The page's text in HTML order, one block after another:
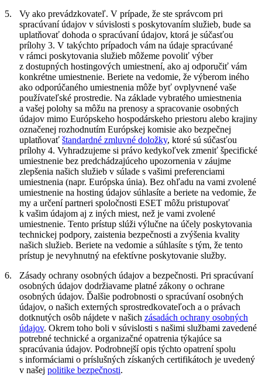
5.
Vy ako prevádzkovateľ. V prípade, že ste správcom pri
spracúvaní údajov v súvislosti s poskytovaním služieb, bude sa
uplatňovať dohoda o spracúvaní údajov, ktorá je súčasťou
prílohy 3. V takýchto prípadoch vám na údaje spracúvané
v rámci poskytovania služieb môžeme povoliť výber
z dostupných hostingových umiestnení, ako aj odporučiť vám
konkrétne umiestnenie. Beriete na vedomie, že výberom iného
ako odporúčaného umiestnenia môže byť ovplyvnené vaše
používateľské prostredie. Na základe vybratého umiestnenia
a vašej polohy sa môžu na prenosy a spracovanie osobných
údajov mimo Európskeho hospodárskeho priestoru alebo krajiny
označenej rozhodnutím Európskej komisie ako bezpečnej
uplatňovať štandardné zmluvné doložky, ktoré sú súčasťou
prílohy 4. Vyhradzujeme si právo kedykoľvek zmeniť špecifické
umiestnenie bez predchádzajúceho upozornenia v záujme
zlepšenia našich služieb v súlade s vašimi preferenciami
umiestnenia (napr. Európska únia). Bez ohľadu na vami zvolené
umiestnenie na hosting údajov súhlasíte a beriete na vedomie, že
my a určení partneri spoločnosti ESET môžu pristupovať
k vašim údajom aj z iných miest, než je vami zvolené
umiestnenie. Tento prístup slúži výlučne na účely poskytovania
technickej podpory, zaistenia bezpečnosti a zvýšenia kvality
našich služieb. Beriete na vedomie a súhlasíte s tým, že tento
prístup je nevyhnutný na efektívne poskytovanie služby.
6.
Zásady ochrany osobných údajov a bezpečnosti. Pri spracúvaní
osobných údajov dodržiavame platné zákony o ochrane
osobných údajov. Ďalšie podrobnosti o spracúvaní osobných
údajov, o našich externých sprostredkovateľoch a o právach
dotknutých osôb nájdete v našich zásadách ochrany osobných
údajov. Okrem toho boli v súvislosti s našimi službami zavedené
potrebné technické a organizačné opatrenia týkajúce sa
spracúvania údajov. Podrobnejší opis týchto opatrení spolu
s informáciami o príslušných získaných certifikátoch je uvedený
v našej politike bezpečnosti.